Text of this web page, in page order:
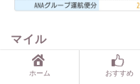
マイル
ホーム おすすめ